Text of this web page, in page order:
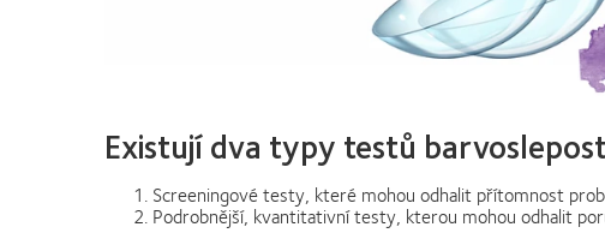
Existují dva typy testů
Screeningové testy, které mohou odhalit přítomnost
Podrobnější, kvantitativní testy, kterou mohou odhalit